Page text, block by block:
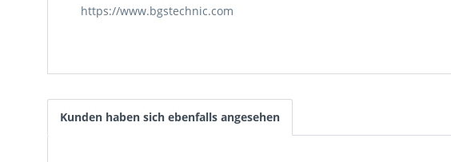
https://www.bgstechnic.com
Kunden haben sich ebenfalls angesehen